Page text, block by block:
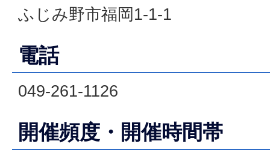
ふじみ野市福岡1-1-1
電話
049-261-1126
開催頻度・開催時間帯